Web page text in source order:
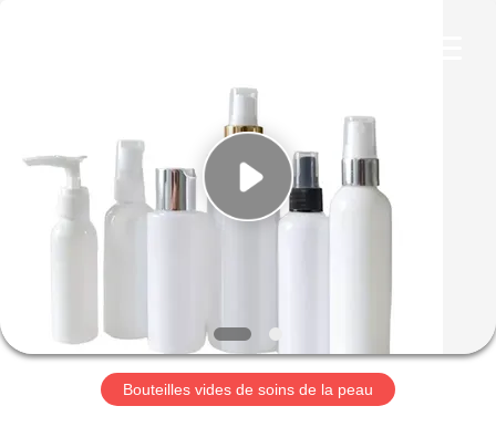
PRODUITS
LE
SPECTACLE
Bouteilles vides de soins de la peau